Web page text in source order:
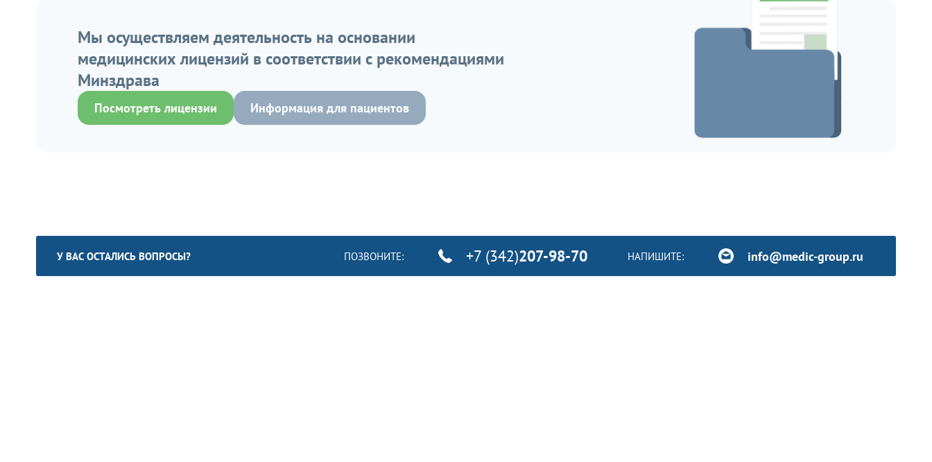
Мы осуществляем деятельность на основании
медицинских лицензий в соответствии с рекомендациями
Минздрава
Посмотреть лицензии Информация для пациентов
У ВАС ОСТАЛИСЬ ВОПРОСЫ? ПОЗВОНИТЕ: +7 (342)207-98-70 НАПИШИТЕ: info@medic-group.ru